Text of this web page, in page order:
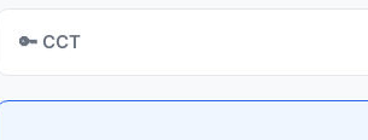
🔑 CCT